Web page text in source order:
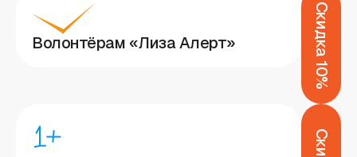
Волонтёрам «Лиза Алерт» Скидка 10%